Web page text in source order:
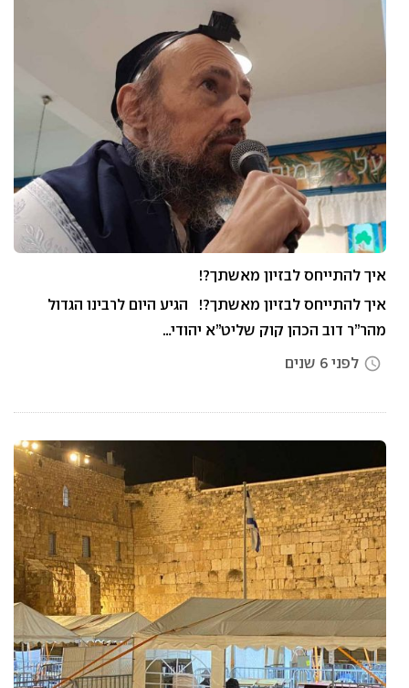
איך להתייחס לבזיון מאשתך?!
איך להתייחס לבזיון מאשתך?! הגיע היום לרבינו הגדול
מהר”ר דוב הכהן קוק שליט”א יהודי…
access_time לפני 6 שנים